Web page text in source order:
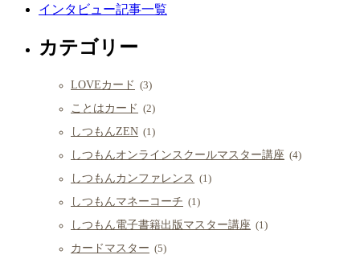
インタビュー記事一覧
カテゴリー
LOVEカード (3)
ことはカード (2)
しつもんZEN (1)
しつもんオンラインスクールマスター講座 (4)
しつもんカンファレンス (1)
しつもんマネーコーチ (1)
しつもん電子書籍出版マスター講座 (1)
カードマスター (5)